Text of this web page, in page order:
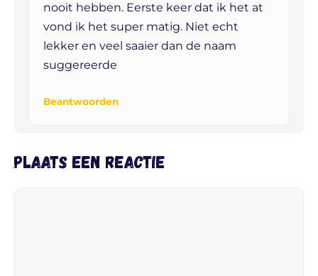
nooit hebben. Eerste keer dat ik het at
vond ik het super matig. Niet echt
lekker en veel saaier dan de naam
suggereerde
Beantwoorden
Plaats een reactie